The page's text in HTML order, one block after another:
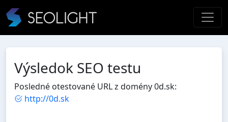
Výsledok SEO testu
Posledné otestované URL z domény 0d.sk:
http://0d.sk